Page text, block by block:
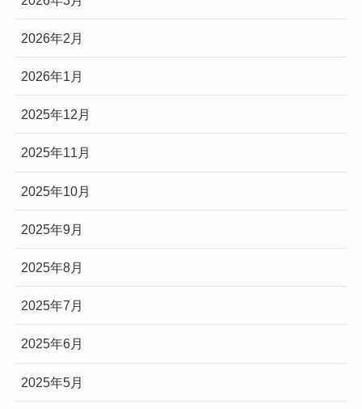
2026年2月
2026年1月
2025年12月
2025年11月
2025年10月
2025年9月
2025年8月
2025年7月
2025年6月
2025年5月